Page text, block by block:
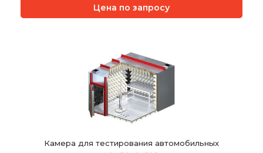
Цена по запросу
Камера для тестирования автомобильных